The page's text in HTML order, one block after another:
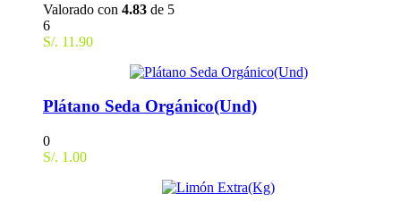
Valorado con 4.83 de 5
6
S/. 11.90
Plátano Seda Orgánico(Und)
0
S/. 1.00